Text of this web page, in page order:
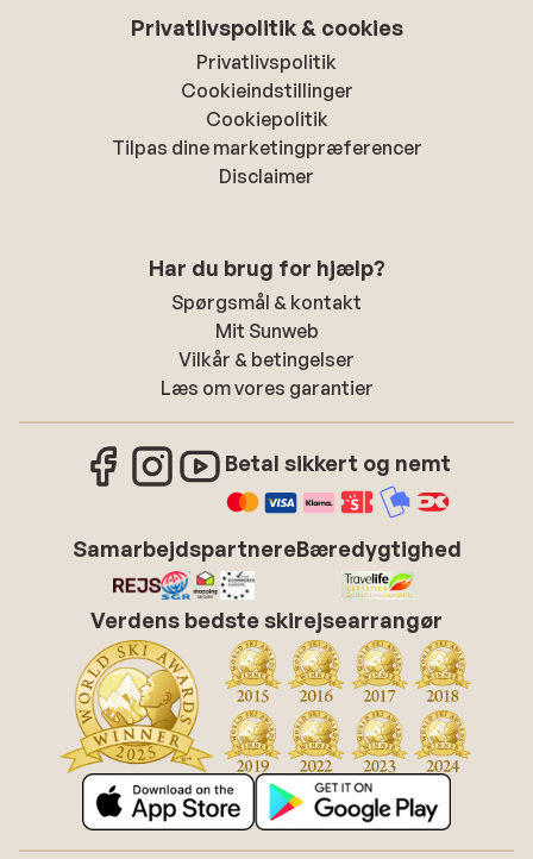
Privatlivspolitik & cookies
Privatlivspolitik
Cookieindstillinger
Cookiepolitik
Tilpas dine marketingpræferencer
Disclaimer
Har du brug for hjælp?
Spørgsmål & kontakt
Mit Sunweb
Vilkår & betingelser
Læs om vores garantier
Betal sikkert og nemt
SamarbejdspartnereBæredygtighed
Verdens bedste skirejsearrangør